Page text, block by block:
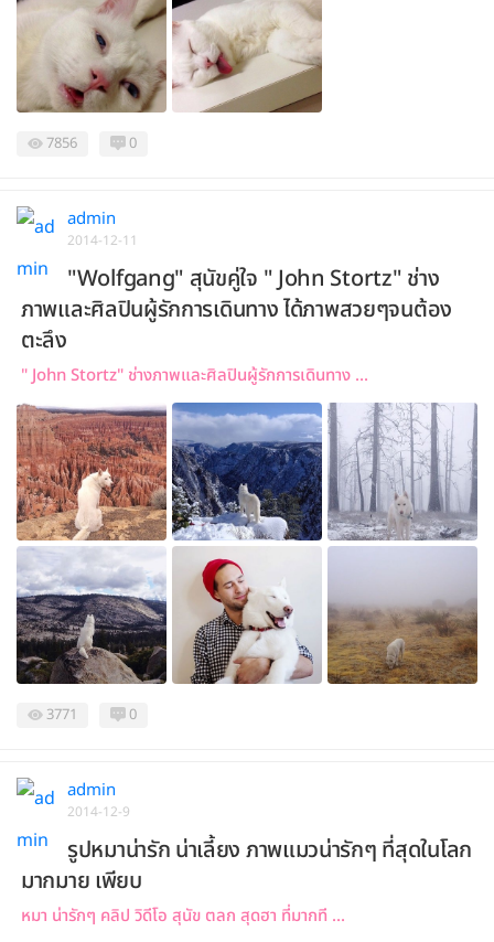
7856 0
admin
2014-12-11
"Wolfgang" สุนัขคู่ใจ " John Stortz" ช่าง
ภาพและศิลปินผู้รักการเดินทาง ได้ภาพสวยๆจนต้อง
ตะลึง
" John Stortz" ช่างภาพและศิลปินผู้รักการเดินทาง ...
3771 0
admin
2014-12-9
รูปหมาน่ารัก น่าเลี้ยง ภาพแมวน่ารักๆ ที่สุดในโลก
มากมาย เพียบ
หมา น่ารักๆ คลิป วิดีโอ สุนัข ตลก สุดฮา ที่มากที ...